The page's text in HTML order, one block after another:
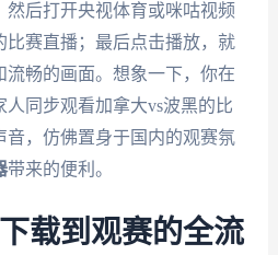
然后打开央视体育或咪咕视频
比赛直播；最后点击播放，就
流畅的画面。想象一下，你在
同步观看加拿大vs波黑的比
音，仿佛置身于国内的观赛氛
带来的便利。
载到观赛的全流